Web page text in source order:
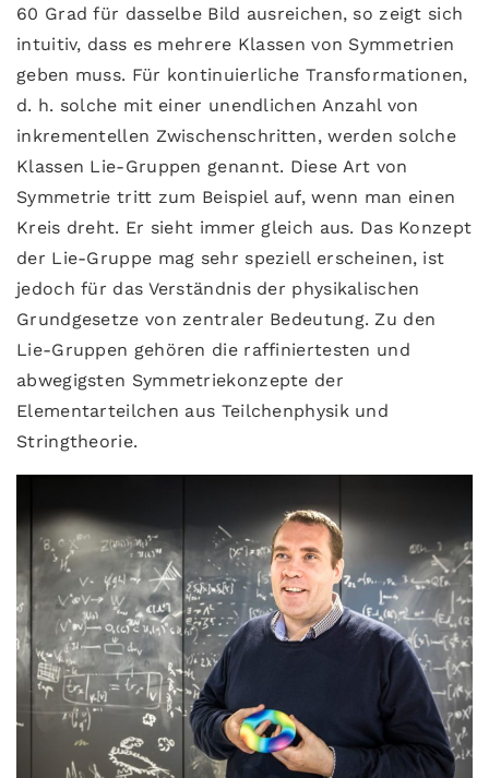
60 Grad für dasselbe Bild ausreichen, so zeigt sich
intuitiv, dass es mehrere Klassen von Symmetrien
geben muss. Für kontinuierliche Transformationen,
d. h. solche mit einer unendlichen Anzahl von
inkrementellen Zwischenschritten, werden solche
Klassen Lie-Gruppen genannt. Diese Art von
Symmetrie tritt zum Beispiel auf, wenn man einen
Kreis dreht. Er sieht immer gleich aus. Das Konzept
der Lie-Gruppe mag sehr speziell erscheinen, ist
jedoch für das Verständnis der physikalischen
Grundgesetze von zentraler Bedeutung. Zu den
Lie-Gruppen gehören die raffiniertesten und
abwegigsten Symmetriekonzepte der
Elementarteilchen aus Teilchenphysik und
Stringtheorie.